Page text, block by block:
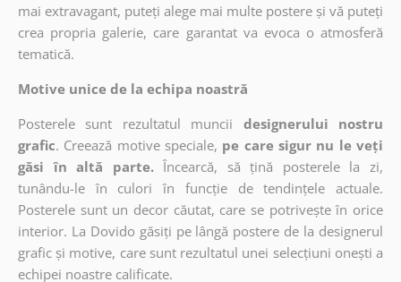
mai extravagant, puteți alege mai multe postere și vă puteți
crea propria galerie, care garantat va evoca o atmosferă
tematică.
Motive unice de la echipa noastră
Posterele sunt rezultatul muncii
designerului nostru
grafic. Creează motive speciale, pe care sigur nu le veți
găsi în altă parte. Încearcă, să țină posterele la zi,
tunându-le în culori în funcție de tendințele actuale.
Posterele sunt un decor căutat, care se potrivește în orice
interior. La Dovido găsiți pe lângă postere de la designerul
grafic și motive, care sunt rezultatul unei selecțiuni onești a
echipei noastre calificate.